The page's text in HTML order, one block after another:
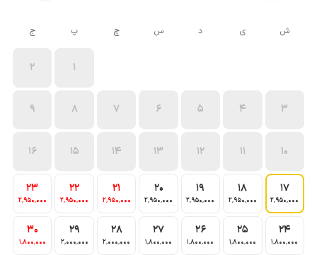
ش ی د س چ پ ج
1
2
3
4
5
6
7
8
9
10
11
12
13
14
15
16
17
2٬950٬000
18
2٬950٬000
19
2٬950٬000
20
2٬950٬000
21
2٬950٬000
22
2٬950٬000
23
2٬950٬000
24
1٬800٬000
25
1٬800٬000
26
1٬800٬000
27
1٬800٬000
28
2٬000٬000
29
2٬000٬000
30
1٬800٬000